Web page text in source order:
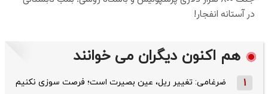
هم اکنون دیگران می خوانند
1 ضرغامی: تغییر ریل، عین بصیرت است؛ فرصت سوزی نکنیم